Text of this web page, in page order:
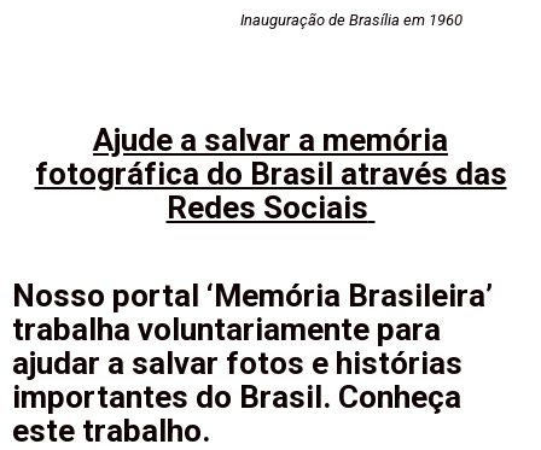
Inauguração de Brasília em 1960
Ajude a salvar a memória
fotográfica do Brasil através das
Redes Sociais
Nosso portal ‘Memória Brasileira’
trabalha voluntariamente para
ajudar a salvar fotos e histórias
importantes do Brasil. Conheça
este trabalho.